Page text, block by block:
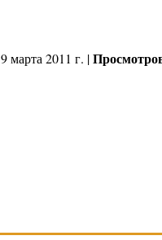
9 марта 2011 г. |